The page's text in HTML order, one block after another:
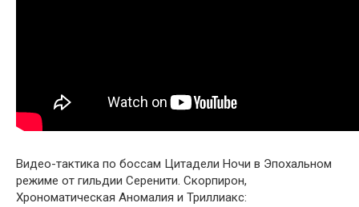
Видео-тактика по боссам Цитадели Ночи в Эпохальном
режиме от гильдии Серенити. Скорпирон,
Хрономатическая Аномалия и Триллиакс: